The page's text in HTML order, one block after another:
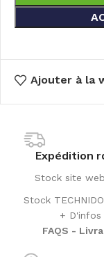
Ajouter à la
Expédition
Stock site
Stock
+ D'infos
FAQS -